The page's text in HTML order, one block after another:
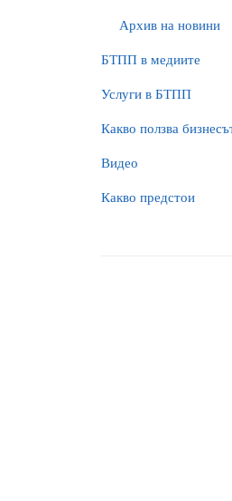
Архив на новини
БTПП в медиите
Услуги в БТПП
Какво ползва
Видео
Какво предстои